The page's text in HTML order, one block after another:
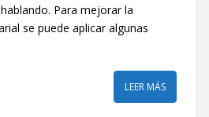
Para mejorar la
se puede aplicar algunas
LEER MÁS